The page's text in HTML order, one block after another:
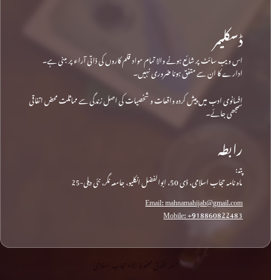
ڈسکلیمر
اس ویب سائٹ پر شائع ہونے والا تمام مواد قلم کاروں کی ذاتی آراء پر مبنی ہے۔
ادارے کا ان سے متفق ہونا ضروری نہیں۔
افسانوی ادب میں پیش کردہ واقعات و شخصیات کی اصل زندگی سے مماثلت محض اتفاقی
سمجھی جائے۔
رابطہ
پتہ:
ماہ نامہ حجاب اسلامی، ڈی 50، ابوالفضل انکلیو، جامعہ نگر، نئی دہلی-25
Email: mahnamahijab@gmail.com
Mobile: +918860822483